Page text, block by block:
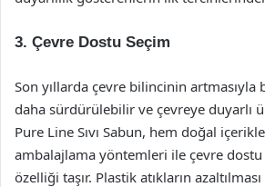
3. Çevre Dostu Seçim
Son yıllarda çevre bilincinin artmasıyla
daha sürdürülebilir ve çevreye duyarlı
Pure Line Sıvı Sabun, hem doğal
ambalajlama yöntemleri ile çevre
özelliği taşır. Plastik atıkların